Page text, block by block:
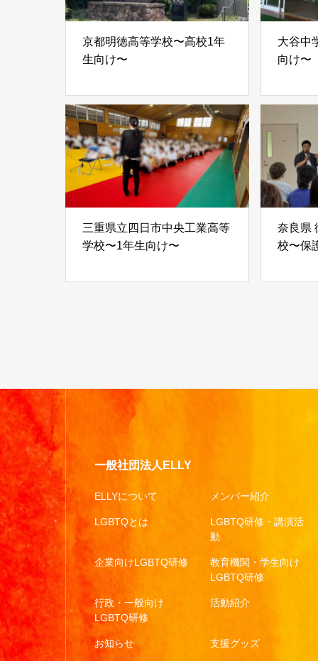
京都明徳高等学校〜高校1年
生向け〜
大谷中
向け〜
三重県立四日市中央工業高等
学校〜1年生向け〜
奈良県
校〜保
一般社団法人ELLY
ELLYについて メンバー紹介
LGBTQとは
LGBTQ研修・講演活
動
企業向けLGBTQ研修
教育機関・学生向け
LGBTQ研修
行政・一般向け
LGBTQ研修
活動紹介
お知らせ 支援グッズ